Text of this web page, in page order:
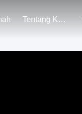
Tentang Kami